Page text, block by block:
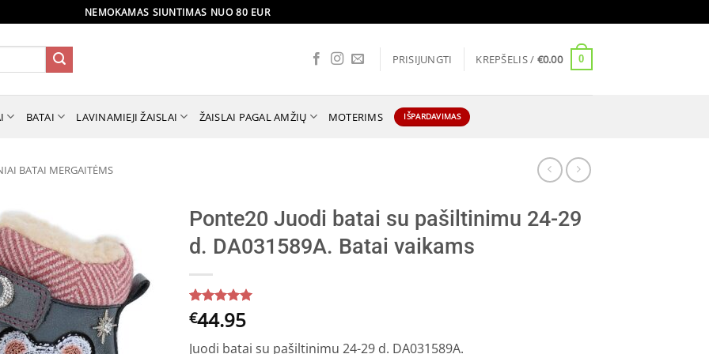
NEMOKAMAS SIUNTIMAS NUO 80 EUR
PRISIJUNGTI KREPŠELIS / €0.00 0
BATAI LAVINAMIEJI ŽAISLAI ŽAISLAI PAGAL AMŽIŲ MOTERIMS IŠPARDAVIMAS
BATAI MERGAITĖMS
Ponte20 Juodi batai su pašiltinimu 24-29
d. DA031589A. Batai vaikams
Įvertinimas:
5iš 5
5
€44.95
Juodi batai su pašiltinimu 24-29 d. DA031589A.